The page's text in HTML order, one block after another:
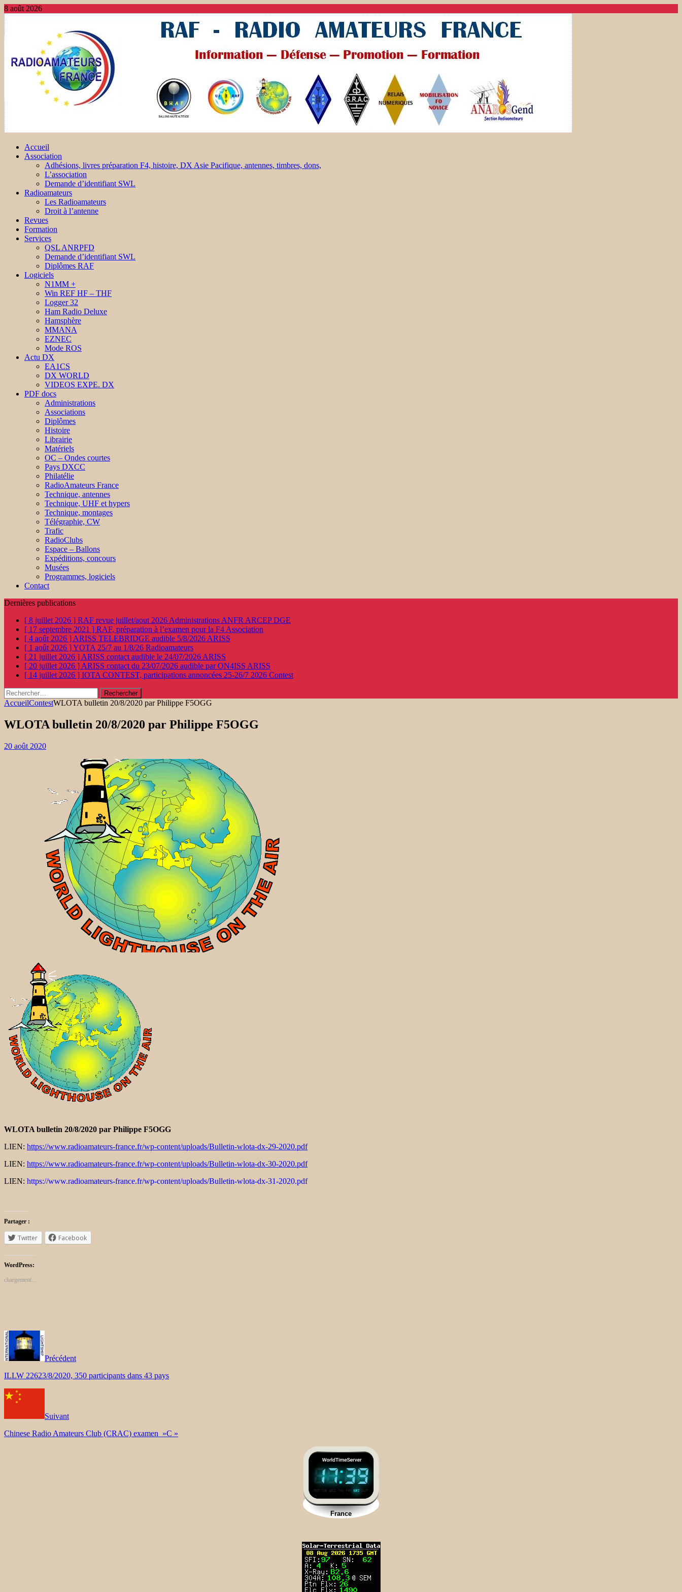
8 août 2026
Accueil
Association
Adhésions, livres préparation F4, histoire, DX Asie Pacifique, antennes, timbres, dons,
L’association
Demande d’identifiant SWL
Radioamateurs
Les Radioamateurs
Droit à l’antenne
Revues
Formation
Services
QSL ANRPFD
Demande d’identifiant SWL
Diplômes RAF
Logiciels
N1MM +
Win REF HF – THF
Logger 32
Ham Radio Deluxe
Hamsphère
MMANA
EZNEC
Mode ROS
Actu DX
EA1CS
DX WORLD
VIDEOS EXPE. DX
PDF docs
Administrations
Associations
Diplômes
Histoire
Librairie
Matériels
OC – Ondes courtes
Pays DXCC
Philatélie
RadioAmateurs France
Technique, antennes
Technique, UHF et hypers
Technique, montages
Télégraphie, CW
Trafic
RadioClubs
Espace – Ballons
Expéditions, concours
Musées
Programmes, logiciels
Contact
Dernières publications
[ 8 juillet 2026 ] RAF revue juillet/aout 2026 Administrations ANFR ARCEP DGE
[ 17 septembre 2021 ] RAF, préparation à l’examen pour la F4 Association
[ 4 août 2026 ] ARISS TELEBRIDGE audible 5/8/2026 ARISS
[ 1 août 2026 ]YOTA 25/7 au 1/8/26 Radioamateurs
[ 21 juillet 2026 ] ARISS contact audible le 24/07/2026 ARISS
[ 20 juillet 2026 ] ARISS contact du 23/07/2026 audible par ON4ISS ARISS
[ 14 juillet 2026 ] IOTA CONTEST, participations annoncées 25-26/7 2026 Contest
Rechercher :
AccueilContestWLOTA bulletin 20/8/2020 par Philippe F5OGG
WLOTA bulletin 20/8/2020 par Philippe F5OGG
20 août 2020
WLOTA bulletin 20/8/2020 par Philippe F5OGG
LIEN: https://www.radioamateurs-france.fr/wp-content/uploads/Bulletin-wlota-dx-29-2020.pdf
LIEN: https://www.radioamateurs-france.fr/wp-content/uploads/Bulletin-wlota-dx-30-2020.pdf
LIEN: https://www.radioamateurs-france.fr/wp-content/uploads/Bulletin-wlota-dx-31-2020.pdf
Partager :
Twitter Facebook
WordPress:
chargement…
Précédent
ILLW 22623/8/2020, 350 participants dans 43 pays
Suivant
Chinese Radio Amateurs Club (CRAC) examen »C »